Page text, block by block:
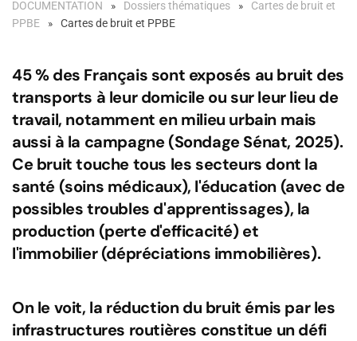
DOCUMENTATION Dossiers thématiques
Cartes de bruit et
PPBE
Cartes de bruit et PPBE
45 % des Français sont exposés au bruit des
transports à leur domicile ou sur leur lieu de
travail, notamment en milieu urbain mais
aussi à la campagne (Sondage Sénat, 2025).
Ce bruit touche tous les secteurs dont la
santé (soins médicaux), l'éducation (avec de
possibles troubles d'apprentissages), la
production (perte d'efficacité) et
l'immobilier (dépréciations immobilières).
On le voit, la réduction du bruit émis par les
infrastructures routières constitue un défi